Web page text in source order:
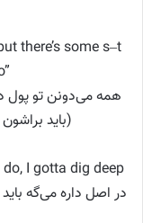
there’s some s–t
باید براشون مایه بذاری» [خودت رو نشون بدی])
do, I gotta dig deep